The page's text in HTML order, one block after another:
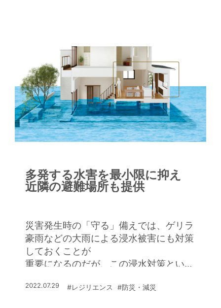
多発する水害を最小限に抑え
近隣の避難場所も提供
災害発生時の「守る」備えでは、ゲリラ
豪雨などの大雨による浸水被害にも対策
しておくことが
重要になるのだが、この浸水対策という
ある。
2022.07.29 #レジリエンス #防災・減災